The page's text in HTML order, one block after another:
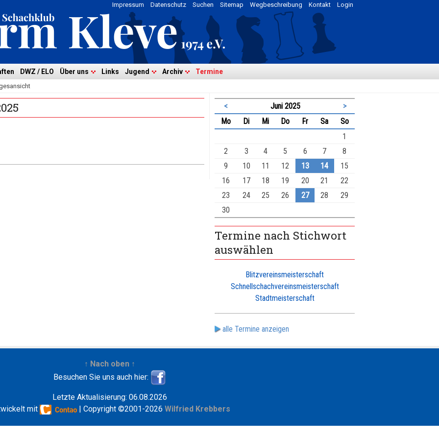
Login
Kontakt
Wegbeschreibung
Sitemap
Suchen
Datenschutz
Impressum
DWZ / ELO Über uns Links Jugend Archiv Termine
< Juni 2025
>
Montag Dienstag
Mittwoch
Donnerstag
FreitagSamstag
Sonntag
1
2
3 4 5 6 7
8
9
10 11 12 13 14
15
16
17 18 19 20 21
22
23
24 25 26 27 28
29
30
Termine nach Stichwort
auswählen
Blitzvereinsmeisterschaft
Schnellschachvereinsmeisterschaft
Stadtmeisterschaft
alle Termine anzeigen
↑ Nach oben ↑
Besuchen Sie uns auch hier:
Letzte Aktualisierung: 06.08.2026
mit
| Copyright ©2001-2026 Wilfried Krebbers